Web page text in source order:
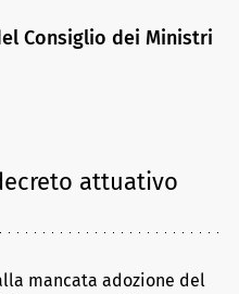
Consiglio dei Ministri
attuativo
mancata adozione del